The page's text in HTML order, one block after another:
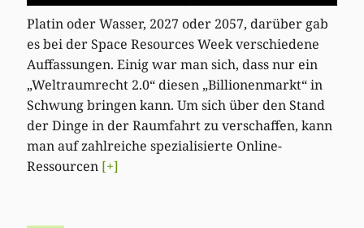
Platin oder Wasser, 2027 oder 2057, darüber gab
es bei der Space Resources Week verschiedene
Auffassungen. Einig war man sich, dass nur ein
„Weltraumrecht 2.0“ diesen „Billionenmarkt“ in
Schwung bringen kann. Um sich über den Stand
der Dinge in der Raumfahrt zu verschaffen, kann
man auf zahlreiche spezialisierte Online-
Ressourcen [+]